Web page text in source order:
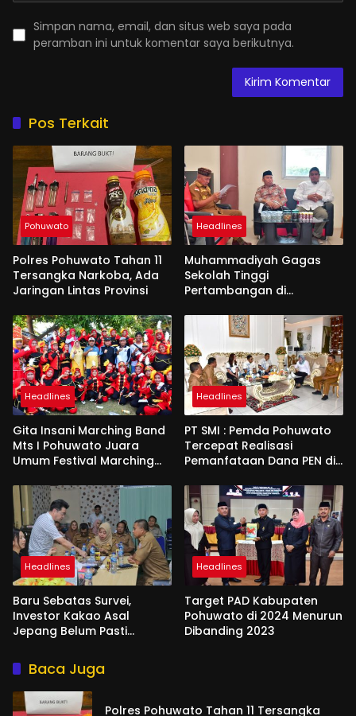
Simpan nama, email, dan situs web saya pada
peramban ini untuk komentar saya berikutnya.
Pos Terkait
Pohuwato
Polres Pohuwato Tahan 11
Tersangka Narkoba, Ada
Jaringan Lintas Provinsi
Headlines
Muhammadiyah Gagas
Sekolah Tinggi
Pertambangan di
Headlines
Gita Insani Marching Band
Mts I Pohuwato Juara
Umum Festival Marching
Headlines
PT SMI : Pemda Pohuwato
Tercepat Realisasi
Pemanfataan Dana PEN di
Headlines
Baru Sebatas Survei,
Investor Kakao Asal
Jepang Belum Pasti
Headlines
Target PAD Kabupaten
Pohuwato di 2024 Menurun
Dibanding 2023
Baca Juga
Polres Pohuwato Tahan 11 Tersangka